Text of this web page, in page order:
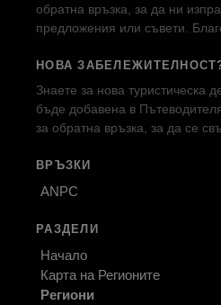
обратна връзка, за да ни
предложения или съвети.
НОВА
Знаете за нова туристическа
бъде добавена в
за обратна връзка, за да се
ВРЪЗКИ
ANPC
РАЗДЕЛИ
Начало
Карта на Регионите
Региони